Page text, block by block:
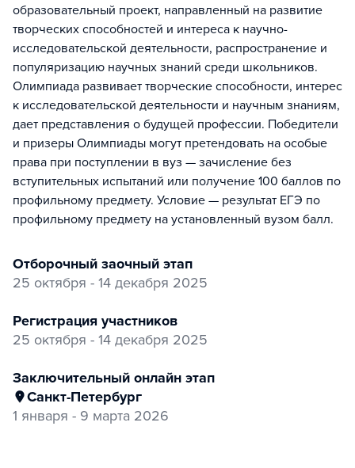
образовательный проект, направленный на развитие
творческих способностей и интереса к научно-
исследовательской деятельности, распространение и
популяризацию научных знаний среди школьников.
Олимпиада развивает творческие способности, интерес
к исследовательской деятельности и научным знаниям,
дает представления о будущей профессии. Победители
и призеры Олимпиады могут претендовать на особые
права при поступлении в вуз — зачисление без
вступительных испытаний или получение 100 баллов по
профильному предмету. Условие — результат ЕГЭ по
профильному предмету на установленный вузом балл.
отборочный заочный этап
25 октября - 14 декабря 2025
регистрация участников
25 октября - 14 декабря 2025
заключительный онлайн этап
Санкт-Петербург
1 января - 9 марта 2026